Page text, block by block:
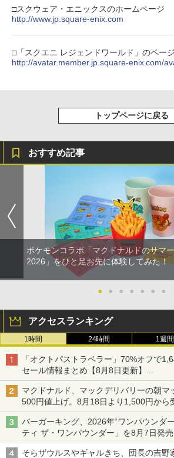
ンラインコード版
ニンテンドープリペ
ンラインコード版
トローラー ミッドナ
ZCT2J01)
【純正品】
4
【純正品】Xbox 充
￥2,618
マスター TH8S シフ
S5、PS5 Pro、
3
劇場版「鬼滅の刃」
窩座再来 通常版
￥3,523
￥8,698
第三章 蛇神 (オリジ
巾着＋メーカー特典
剣、十翼より来たる
しイラストボード付
￥8,800
□スクウェア・エニックスのホームページ
http://www.jp.square-enix.com
□「スクエニ レジェンドワールド」のページ
http://avatar.member.jp.square-enix.com/
トップページに戻る
おすすめ記事
ポケモンコラボ「マクドナルドのサマ
2026」をひと足お先に体験してみた！
● ● ● ● ● ● ●
アクセスランキング
1時間 24時間 1週間
「オクトパストラベラー」70%オフで
セール情報まとめ【8月8日更新】
ニンテンドーeショップでは「大神 絶景
マクドナルド、マックデリバリーの朝マ
500円値上げ。8月18日より1,500円から
バーガーキング、2026年“ワンパウンダ
ティ ザ・ワンパウンダー」を8月7日発売
「特製ガーリックマヨソース」を使用し
そらザウルスやギャルきち、団長の吉野